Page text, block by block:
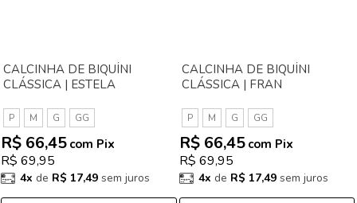
CALCINHA DE BIQUÍNI
CLÁSSICA | ESTELA
P M G GG
R$ 69,95
R$ 66,45 com Pix
4x de R$ 17,49sem juros
CALCINHA DE BIQUÍNI
CLÁSSICA | FRAN
P M G GG
R$ 69,95
R$ 66,45 com Pix
4x de R$ 17,49 sem juros